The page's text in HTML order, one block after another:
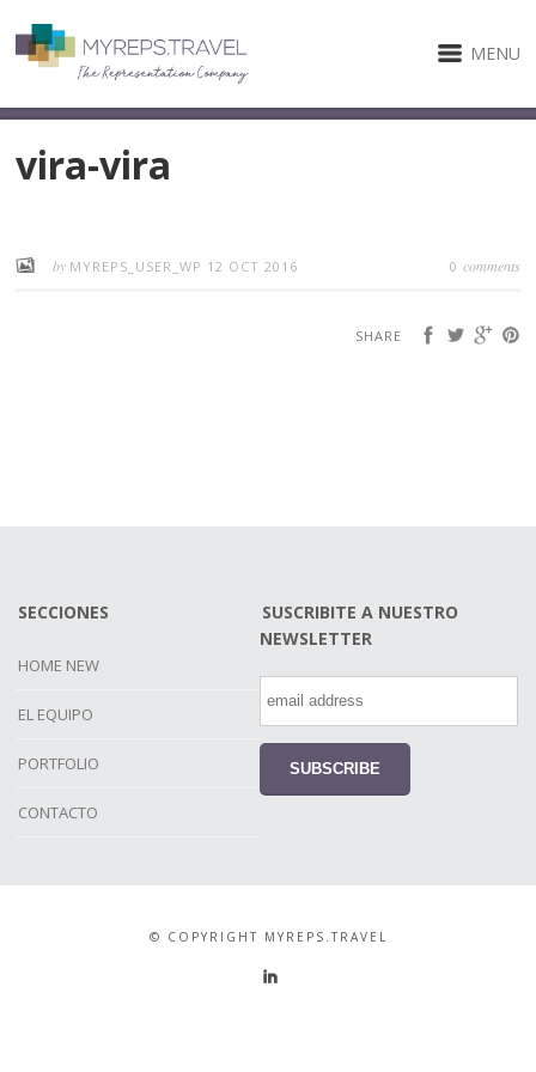
MENU
vira-vira
by MYREPS_USER_WP 12 OCT 2016 0 comments
SHARE
SECCIONES
HOME NEW
EL EQUIPO
PORTFOLIO
CONTACTO
SUSCRIBITE A NUESTRO
NEWSLETTER
© COPYRIGHT MYREPS.TRAVEL